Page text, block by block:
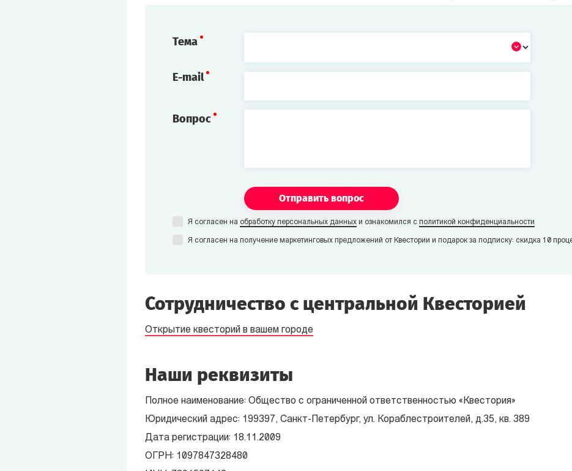
Тема
E-mail
Вопрос
Отправить вопрос
Я согласен на обработку персональных данных и ознакомился с политикой конфиденциальности
Я согласен на получение маркетинговых предложений от Квестории и подарок за подписку: скидка 10
Сотрудничество с центральной Квесторией
Открытие квесторий в вашем городе
Наши реквизиты
Полное наименование: Общество с ограниченной ответственностью «Квестория»
Юридический адрес: 199397, Санкт-Петербург, ул. Кораблестроителей, д.35, кв. 389
Дата регистрации: 18.11.2009
ОГРН: 1097847328480